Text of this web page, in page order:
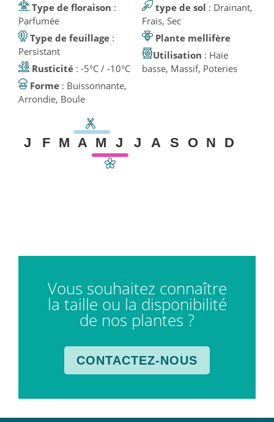
Type de floraison :
Parfumée
Type de feuillage :
Persistant
Rusticité : -5°C / -10°C
Forme : Buissonnante,
Arrondie, Boule
type de sol : Drainant,
Frais, Sec
Plante mellifère
Utilisation : Haie
basse, Massif, Poteries
J F M A M J J A S O N D
Vous souhaitez connaître
la taille ou la disponibilité
de nos plantes ?
CONTACTEZ-NOUS